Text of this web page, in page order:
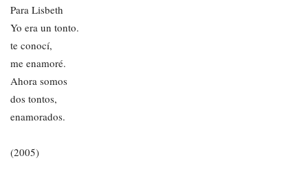
Para Lisbeth
Yo era un tonto.
te conocí,
me enamoré.
Ahora somos
dos tontos,
enamorados.
(2005)